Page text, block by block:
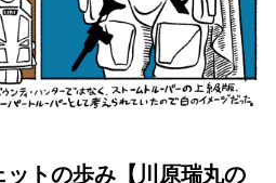
トの歩み【川原瑞丸の